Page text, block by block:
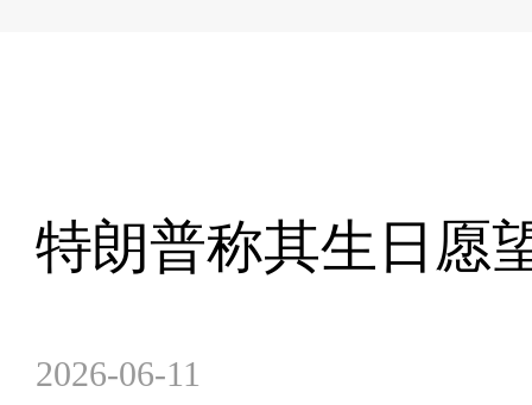
特朗普称其生日愿
2026-06-11